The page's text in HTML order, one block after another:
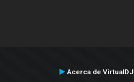
Acerca de VirtualDJ